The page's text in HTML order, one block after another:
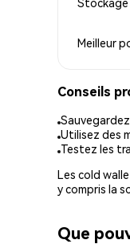
Meilleur
Conseils
Utilisez des
Testez les
Les cold
y compris la
Que